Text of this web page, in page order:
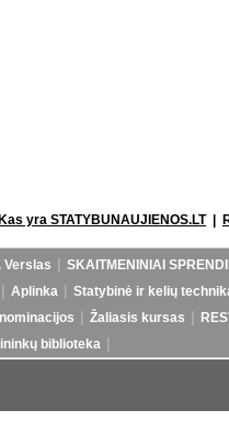
yra STATYBUNAUJIENOS.LT|
Verslas
SKAITMENINIAI
Aplinka
Statybinė ir kelių
Žaliasis kursas
biblioteka